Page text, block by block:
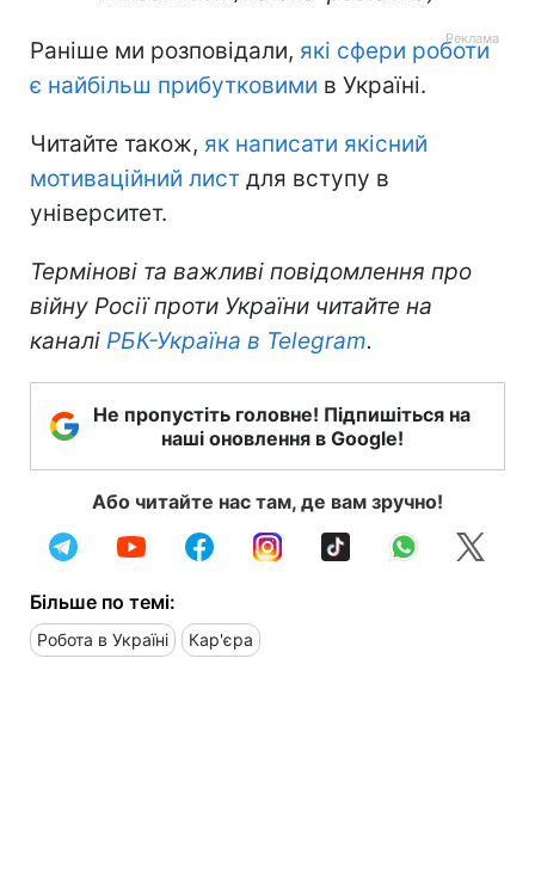
Раніше ми розповідали, які сфери роботи
є найбільш прибутковими в Україні.
Читайте також, як написати якісний
мотиваційний лист для вступу в
університет.
Термінові та важливі повідомлення про
війну Росії проти України читайте на
каналі РБК-Україна в Telegram.
Не пропустіть головне! Підпишіться на
наші оновлення в Google!
Або читайте нас там, де вам зручно!
Більше по темі:
Робота в Україні Кар'єра